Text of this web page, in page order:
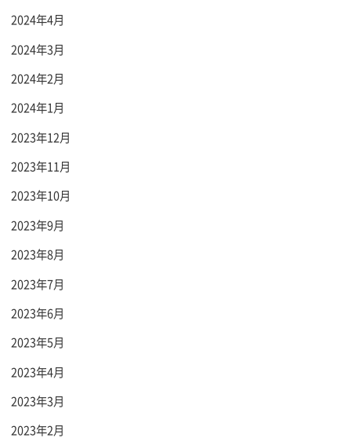
2024年4月
2024年3月
2024年2月
2024年1月
2023年12月
2023年11月
2023年10月
2023年9月
2023年8月
2023年7月
2023年6月
2023年5月
2023年4月
2023年3月
2023年2月